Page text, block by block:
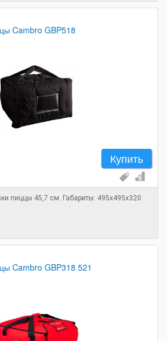
Cambro GBP518
Купить
пиццы 45,7 см. Габариты: 495х495х320
Cambro GBP318 521